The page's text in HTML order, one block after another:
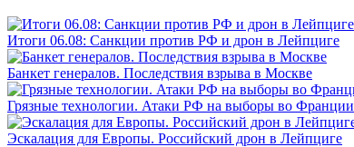
Итоги 06.08: Санкции против РФ и дрон в Лейпциге
Банкет генералов. Последствия взрыва в Москве
Грязные технологии. Атаки РФ на выборы во Франции
Эскалация для Европы. Российский дрон в Лейпциге